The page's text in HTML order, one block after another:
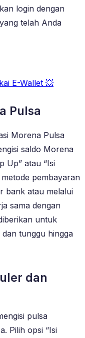
login dengan
telah Anda
E-Wallet 💥
Pulsa
Morena Pulsa
saldo Morena
Up” atau “Isi
pembayaran
bank atau melalui
sama dengan
untuk
tunggu hingga
dan
pulsa
Pilih opsi “Isi